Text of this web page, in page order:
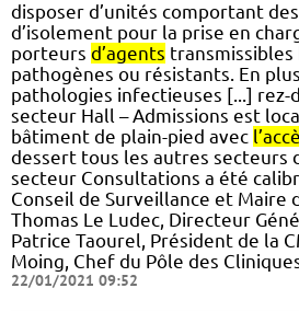
disposer d’unités comportant
d’isolement pour la prise en
porteurs d’agents
pathogènes ou résistants. En
pathologies infectieuses [...] rez-
secteur Hall – Admissions est
bâtiment de plain-pied avec
dessert tous les autres secteurs
secteur Consultations a été
Conseil de Surveillance et Maire
Thomas Le Ludec, Directeur
Patrice Taourel, Président de la
Moing, Chef du Pôle des
22/01/2021 09:52